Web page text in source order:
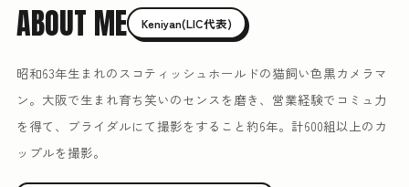
ABOUT ME Keniyan(LIC代表)
昭和63年生まれのスコティッシュホールドの猫飼い色黒カメラマ
ン。大阪で生まれ育ち笑いのセンスを磨き、営業経験でコミュ力
を得て、ブライダルにて撮影をすること約6年。計600組以上のカ
ップルを撮影。